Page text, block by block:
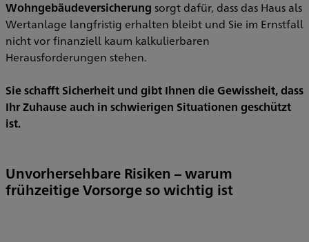
Wohngebäudeversicherung sorgt dafür, dass das Haus als
Wertanlage langfristig erhalten bleibt und Sie im Ernstfall
nicht vor finanziell kaum kalkulierbaren
Herausforderungen stehen.
Sie schafft Sicherheit und gibt Ihnen die Gewissheit, dass
Ihr Zuhause auch in schwierigen Situationen geschützt
ist.
Unvorhersehbare Risiken – warum
frühzeitige Vorsorge so wichtig ist